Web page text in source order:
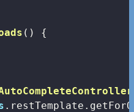
()
{